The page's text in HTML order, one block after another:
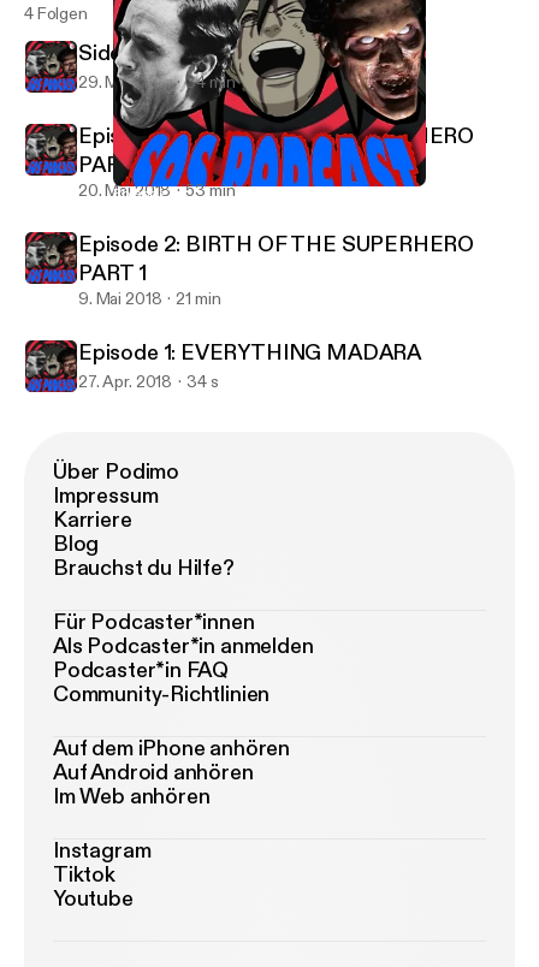
Episode 2: BIRTH OF THE SUPERHERO PART 1
4 Folgen
Side Episode 1: TED BUNDY Part 1
29. Mai 2018 34 min
Episode 3: BIRTH OF THE SUPERHERO
PART 2
20. Mai 2018 53 min
Episode 2: BIRTH OF THE SUPERHERO
PART 1
9. Mai 2018 21 min
Episode 1: EVERYTHING MADARA
27. Apr. 2018 34 s
Über Podimo
Impressum
Karriere
Blog
Brauchst du Hilfe?
Für Podcaster*innen
Als Podcaster*in anmelden
Podcaster*in FAQ
Community-Richtlinien
Auf dem iPhone anhören
Auf Android anhören
Im Web anhören
Instagram
Tiktok
Youtube